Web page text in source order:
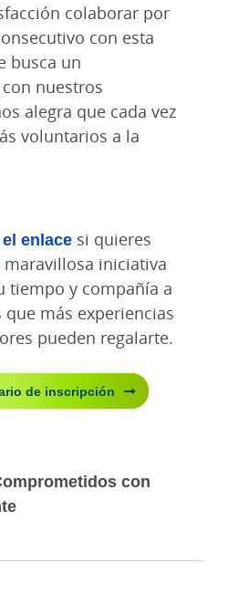
colaborar por
con esta
busca un
nuestros
alegra que cada vez
voluntarios a la
enlace si quieres
maravillosa iniciativa
tiempo y compañía a
que más experiencias
pueden regalarte.
de inscripción
con